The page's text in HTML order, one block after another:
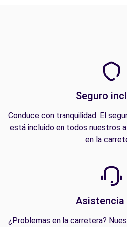
Seguro
Conduce con tranquilidad. El
está incluido en todos nuestros
en la
Asistencia
¿Problemas en la carretera?